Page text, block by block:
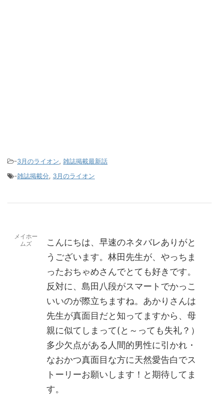
-3月のライオン, 雑誌掲載最新話
-雑誌掲載分, 3月のライオン
メイホー
ムズ
こんにちは、早速のネタバレありがと
うございます。林田先生が、やっちま
ったおちゃめさんでとても好きです。
反対に、島田八段がスマートでかっこ
いいのが際立ちますね。あかりさんは
先生が真面目だと知ってますから、母
親に似てしまって(と～っても失礼？）
多少欠点がある人間的男性に引かれ・
なおかつ真面目な方に天然愛告白でス
トーリーお願いします！と期待してま
す。